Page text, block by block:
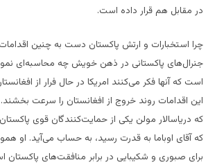
در مقابل هم قرار داده است.
چرا استخبارات و ارتش پاکستان دست به چنین
جنرال‌های پاکستانی در ذهن خویش چه محاسبه‌ای
است که آنها فکر می‌کنند امریکا در حال فرار از
این اقدامات روند خروج از افغانستان را سرعت
که دریاسالار مولن یکی از حمایت‌کنندگان قوی
که آقای اوباما به قدرت رسید، به حساب می‌آید. او
برای صبوری و شکیبایی در برابر منافقت‌های پاکستان